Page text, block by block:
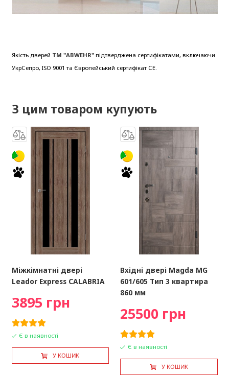
Якість дверей ТМ "ABWEHR"підтверджена сертифікатами, включаючи
УкрСепро, ISO 9001 та Європейський сертифікат СЕ.
З цим товаром купують
Міжкімнатні двері
Leador Express CALABRIA
3895 грн
Є в наявності
У КОШИК
Вхідні двері Magda MG
601/605 Тип 3 квартира
860 мм
25500 грн
Є в наявності
У КОШИК